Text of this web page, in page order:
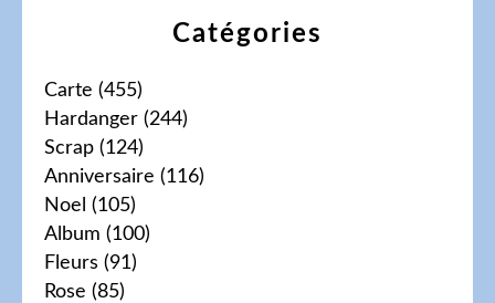
Catégories
Carte (455)
Hardanger (244)
Scrap (124)
Anniversaire (116)
Noel (105)
Album (100)
Fleurs (91)
Rose (85)